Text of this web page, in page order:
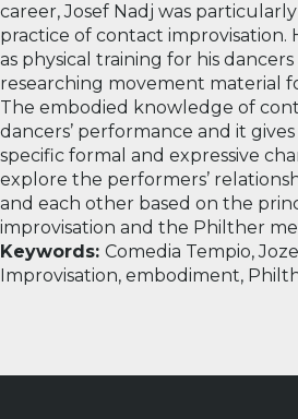
career, Josef Nadj was
practice of contact improvisation.
as physical training for his
researching movement material
The embodied knowledge of
dancers’ performance and it
specific formal and expressive
explore the performers’
and each other based on the
improvisation and the Philther
Keywords: Comedia Tempio,
Improvisation, embodiment,